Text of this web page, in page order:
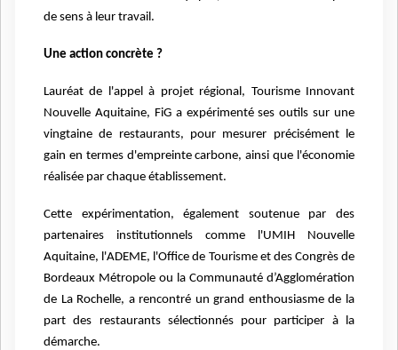
de sens à leur travail.
Une action concrète ?
Lauréat de l'appel à projet régional, Tourisme Innovant
Nouvelle Aquitaine, FiG a expérimenté ses outils sur une
vingtaine de restaurants, pour mesurer précisément le
gain en termes d'empreinte carbone, ainsi que l'économie
réalisée par chaque établissement.
Cette expérimentation, également soutenue par des
partenaires institutionnels comme l'UMIH Nouvelle
Aquitaine, l'ADEME, l'Office de Tourisme et des Congrès de
Bordeaux Métropole ou la Communauté d’Agglomération
de La Rochelle, a rencontré un grand enthousiasme de la
part des restaurants sélectionnés pour participer à la
démarche.